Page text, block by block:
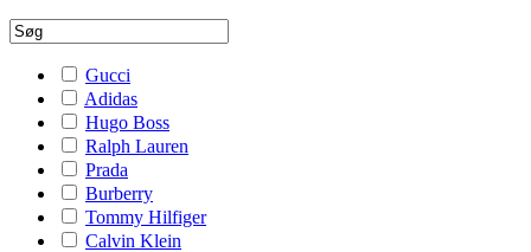
Gucci
Adidas
Hugo Boss
Ralph Lauren
Prada
Burberry
Tommy Hilfiger
Calvin Klein